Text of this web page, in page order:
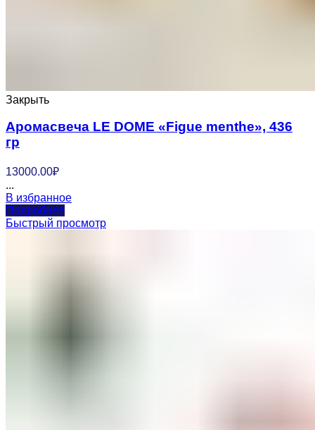
Закрыть
Аромасвеча LE DOME «Figue menthe», 436
гр
13000.00₽
...
В избранное
Подробнее
Быстрый просмотр